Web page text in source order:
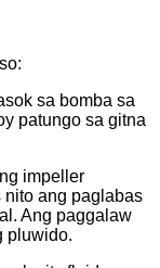
sa bomba sa
patungo sa gitna
impeller
nito ang paglabas
Ang paggalaw
pluwido.